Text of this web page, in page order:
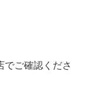
ご確認くださ